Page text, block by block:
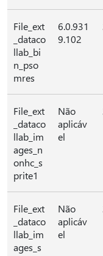
File_ext
_dataco
llab_bi
n_pso
mres
6.0.931
9.102
File_ext
_dataco
llab_im
ages_n
onhc_s
prite1
Não
aplicáv
el
File_ext
_dataco
llab_im
ages_s
Não
aplicáv
el